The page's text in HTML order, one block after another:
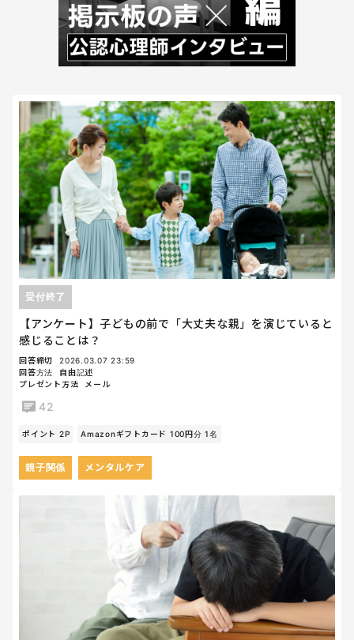
【アンケート】子どもの前で「大丈夫な親」を演じていると
感じることは？
受付終了
回答締切
2026.03.07 23:59
回答方法
自由記述
プレゼント方法
メール
42
ポイント 2P Amazonギフトカード 100円分 1名
親子関係 メンタルケア